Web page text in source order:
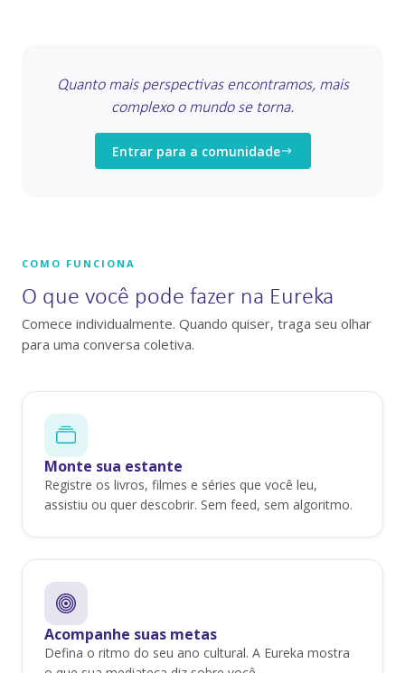
Quanto mais perspectivas encontramos, mais
complexo o mundo se torna.
Entrar para a comunidade
COMO FUNCIONA
O que você pode fazer na Eureka
Comece individualmente. Quando quiser, traga seu olhar
para uma conversa coletiva.
Monte sua estante
Registre os livros, filmes e séries que você leu,
assistiu ou quer descobrir. Sem feed, sem algoritmo.
Acompanhe suas metas
Defina o ritmo do seu ano cultural. A Eureka mostra